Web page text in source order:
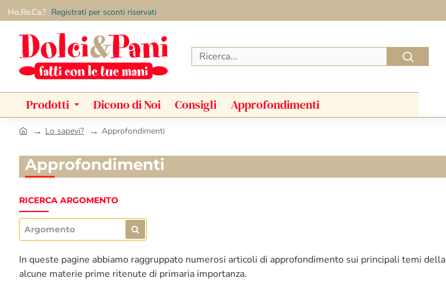
Ho.Re.Ca.? Registrati per sconti riservati
Ricerca...
Prodotti Dicono di Noi Consigli Approfondimenti
e
Lo sapevi? Approfondimenti
Approfondimenti
RICERCA ARGOMENTO
In queste pagine abbiamo raggruppato numerosi articoli di approfondimento sui principali temi
alcune materie prime ritenute di primaria importanza.